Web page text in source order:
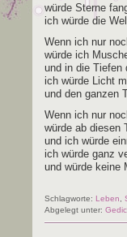
wür­de Ster­ne
ich wür­de die
Wenn ich nur
wür­de ich
und in die Tie­fen
ich wür­de Licht
und den gan­zen
Wenn ich nur
wür­de ab die­sen
und ich wür­de
ich wür­de ganz
und wür­de kei­ne
Schlagworte: Leben
Abgelegt unter: